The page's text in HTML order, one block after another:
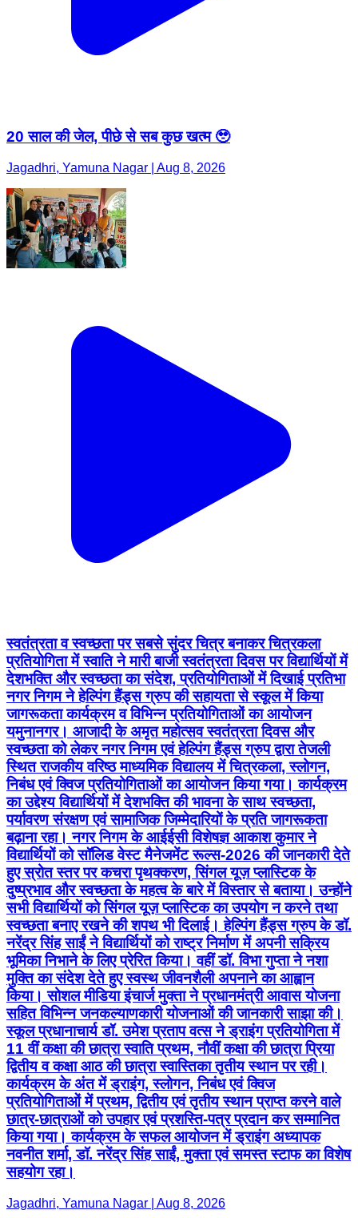
20 साल की जेल, पीछे से सब कुछ खत्म 🥹
Jagadhri, Yamuna Nagar | Aug 8, 2026
स्वतंत्रता व स्वच्छता पर सबसे सुंदर चित्र बनाकर चित्रकला
प्रतियोगिता में स्वाति ने मारी बाजी स्वतंत्रता दिवस पर विद्यार्थियों में
देशभक्ति और स्वच्छता का संदेश, प्रतियोगिताओं में दिखाई प्रतिभा
नगर निगम ने हेल्पिंग हैंड्स ग्रुप की सहायता से स्कूल में किया
जागरूकता कार्यक्रम व विभिन्न प्रतियोगिताओं का आयोजन
यमुनानगर। आजादी के अमृत महोत्सव स्वतंत्रता दिवस और
स्वच्छता को लेकर नगर निगम एवं हेल्पिंग हैंड्स ग्रुप द्वारा तेजली
स्थित राजकीय वरिष्ठ माध्यमिक विद्यालय में चित्रकला, स्लोगन,
निबंध एवं क्विज प्रतियोगिताओं का आयोजन किया गया। कार्यक्रम
का उद्देश्य विद्यार्थियों में देशभक्ति की भावना के साथ स्वच्छता,
पर्यावरण संरक्षण एवं सामाजिक जिम्मेदारियों के प्रति जागरूकता
बढ़ाना रहा। नगर निगम के आईईसी विशेषज्ञ आकाश कुमार ने
विद्यार्थियों को सॉलिड वेस्ट मैनेजमेंट रूल्स-2026 की जानकारी देते
हुए स्रोत स्तर पर कचरा पृथक्करण, सिंगल यूज़ प्लास्टिक के
दुष्प्रभाव और स्वच्छता के महत्व के बारे में विस्तार से बताया। उन्होंने
सभी विद्यार्थियों को सिंगल यूज़ प्लास्टिक का उपयोग न करने तथा
स्वच्छता बनाए रखने की शपथ भी दिलाई। हेल्पिंग हैंड्स ग्रुप के डॉ.
नरेंद्र सिंह साईं ने विद्यार्थियों को राष्ट्र निर्माण में अपनी सक्रिय
भूमिका निभाने के लिए प्रेरित किया। वहीं डॉ. विभा गुप्ता ने नशा
मुक्ति का संदेश देते हुए स्वस्थ जीवनशैली अपनाने का आह्वान
किया। सोशल मीडिया इंचार्ज मुक्ता ने प्रधानमंत्री आवास योजना
सहित विभिन्न जनकल्याणकारी योजनाओं की जानकारी साझा की।
स्कूल प्रधानाचार्य डॉ. उमेश प्रताप वत्स ने ड्राइंग प्रतियोगिता में
11 वीं कक्षा की छात्रा स्वाति प्रथम, नौवीं कक्षा की छात्रा प्रिया
द्वितीय व कक्षा आठ की छात्रा स्वास्तिका तृतीय स्थान पर रही।
कार्यक्रम के अंत में ड्राइंग, स्लोगन, निबंध एवं क्विज
प्रतियोगिताओं में प्रथम, द्वितीय एवं तृतीय स्थान प्राप्त करने वाले
छात्र-छात्राओं को उपहार एवं प्रशस्ति-पत्र प्रदान कर सम्मानित
किया गया। कार्यक्रम के सफल आयोजन में ड्राइंग अध्यापक
नवनीत शर्मा, डॉ. नरेंद्र सिंह साईं, मुक्ता एवं समस्त स्टाफ का विशेष
सहयोग रहा।
Jagadhri, Yamuna Nagar | Aug 8, 2026